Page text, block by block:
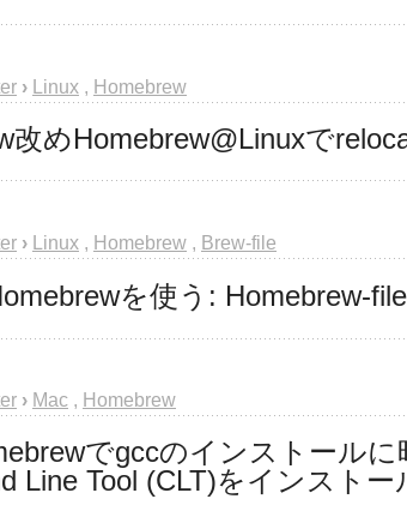
› Linux , Homebrew
改めHomebrew@Linuxで
› Linux , Homebrew , Brew-file
を使う: Homebrew-
› Mac , Homebrew
でgccのインストール
Line Tool (CLT)をインスト